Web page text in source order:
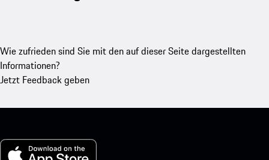
Wie zufrieden sind Sie mit den auf dieser Seite dargestellten
Informationen?
Jetzt Feedback geben